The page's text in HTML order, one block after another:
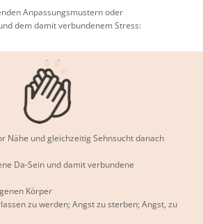
Anpassungsmustern oder
dem damit verbundenem Stress:
Nähe und gleichzeitig Sehnsucht danach
Da-Sein und damit verbundene
Körper
zu werden; Angst zu sterben; Angst, zu